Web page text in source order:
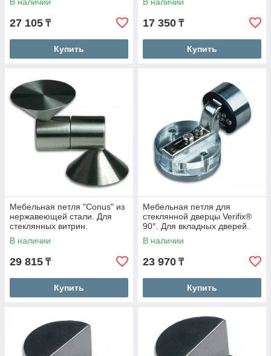
27 105 ₸
Купить
17 350 ₸
Купить
Мебельная петля "Conus" из
нержавеющей стали. Для
стеклянных витрин.
В наличии
29 815 ₸
Купить
Мебельная петля для
стеклянной дверцы Verifix®
90°. Для вкладных дверей.
Под УФ - склейку.
В наличии
23 970 ₸
Купить